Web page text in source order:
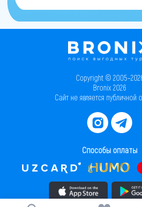
Copyright ©
Bronix 2026
Сайт не является публичной
Способы оплаты
Скачать приложение в AppStore